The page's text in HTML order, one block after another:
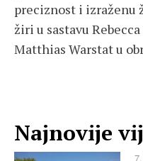
preciznost i izraženu
žiri u sastavu
Matthias Warstat u
Najnovije